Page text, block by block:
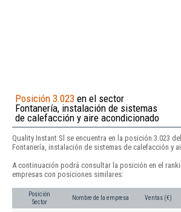
Posición 3.023 en el sector
Fontanería, instalación de sistemas
de calefacción y aire acondicionado
Quality Instant Sl se encuentra en la posición 3.023
Fontanería, instalación de sistemas de calefacción y
A continuación podrá consultar la posición en el
empresas con posiciones similares:
Posición
Sector
Nombre de la empresa Ventas (€)